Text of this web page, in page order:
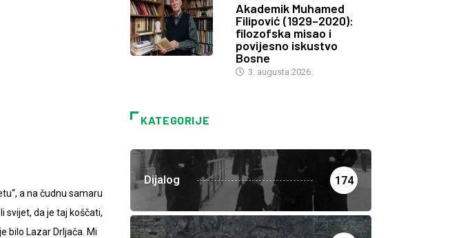
a na čudnu samaru
svijet, da je taj koščati,
bilo Lazar Drljača. Mi
Akademik Muhamed
Filipović (1929–2020):
filozofska misao i
povijesno iskustvo
Bosne
3. augusta 2026.
KATEGORIJE
Dijalog 174